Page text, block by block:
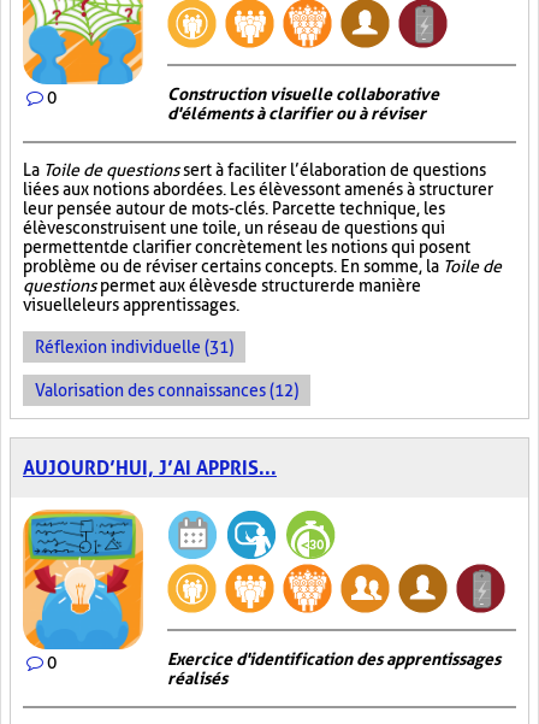
0
Construction visuelle collaborative
d'éléments à clarifier ou à réviser
La Toile de questionssert à faciliter l’élaboration de questions
liées aux notions abordées. Les élèves sont amenés à structurer
leur pensée autour de mots-clés. Par cette technique, les
élèves construisent une toile, un réseau de questions qui
permettent de clarifier concrètement les notions qui posent
problème ou de réviser certains concepts. En somme, la Toile de
questionspermet aux élèves de structurer de manière
visuelle leurs apprentissages.
Réflexion individuelle (31)
Valorisation des connaissances (12)
AUJOURD’HUI, J’AI APPRIS...
0
Exercice d'identification des apprentissages
réalisés